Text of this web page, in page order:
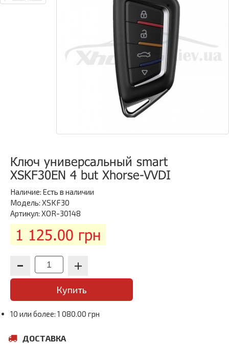
Ключ универсальный smart
XSKF30EN 4 but Xhorse-VVDI
Наличие: Есть в наличии
Модель: XSKF30
Артикул: XOR-30148
1 125.00 грн
Купить
10 или более: 1 080.00 грн
ДОСТАВКА